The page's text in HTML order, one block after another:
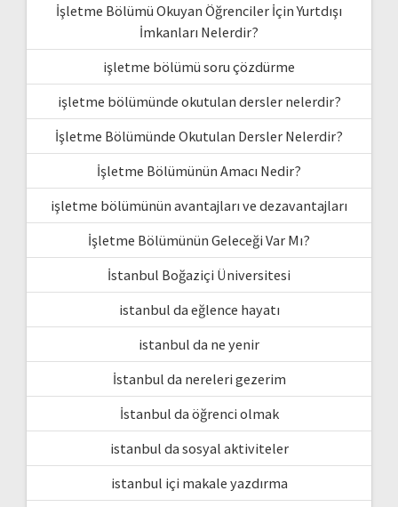
İşletme Bölümü Okuyan Öğrenciler İçin Yurtdışı
İmkanları Nelerdir?
işletme bölümü soru çözdürme
işletme bölümünde okutulan dersler nelerdir?
İşletme Bölümünde Okutulan Dersler Nelerdir?
İşletme Bölümünün Amacı Nedir?
işletme bölümünün avantajları ve dezavantajları
İşletme Bölümünün Geleceği Var Mı?
İstanbul Boğaziçi Üniversitesi
istanbul da eğlence hayatı
istanbul da ne yenir
İstanbul da nereleri gezerim
İstanbul da öğrenci olmak
istanbul da sosyal aktiviteler
istanbul içi makale yazdırma